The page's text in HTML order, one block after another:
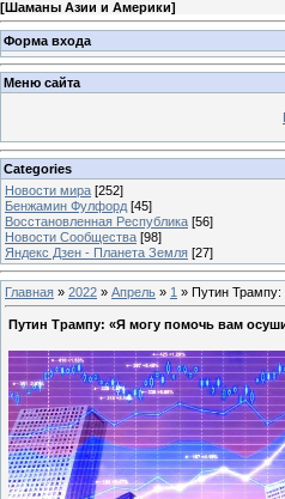
[Шаманы Азии и Америки]
Форма входа
Меню сайта
Categories
Новости мира [252]
Бенжамин Фулфорд [45]
Восстановленная Республика [56]
Новости Сообщества [98]
Яндекс Дзен - Планета Земля [27]
Главная » 2022 » Апрель » 1 » Путин
Путин Трампу: «Я могу помочь вам